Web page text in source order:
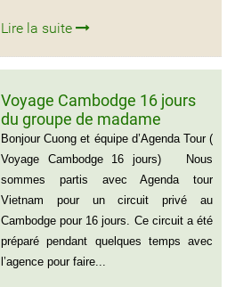
Lire la suite
Voyage Cambodge 16 jours
du groupe de madame
Danielle et Monsieur Jean
Luc 0033 – 06 88 20 18 95
Bonjour Cuong et équipe d’Agenda Tour (
Voyage Cambodge 16 jours) Nous
sommes partis avec Agenda tour
Vietnam pour un circuit privé au
Cambodge pour 16 jours. Ce circuit a été
préparé pendant quelques temps avec
l’agence pour faire...